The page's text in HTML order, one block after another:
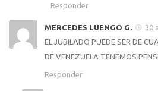
Responder
MERCEDES LUENGO G.
30
EL JUBILADO PUEDE SER DE
DE VENEZUELA TENEMOS
Responder